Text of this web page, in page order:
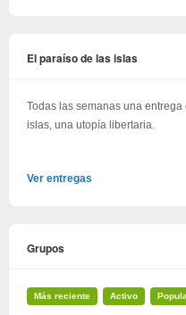
El paraíso de las islas
Todas las semanas una
islas, una utopía libertaria.
Ver entregas
Grupos
Más reciente Activo